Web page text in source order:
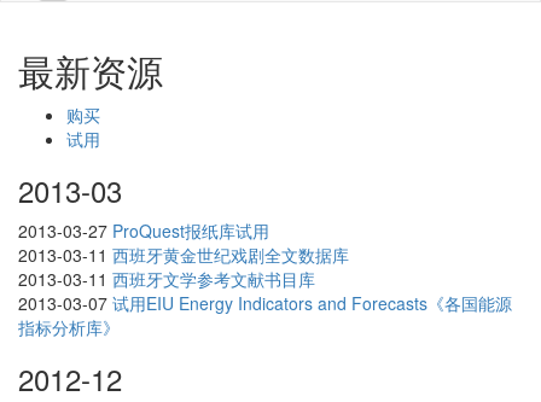
最新资源
购买
试用
2013-03
2013-03-27 ProQuest报纸库试用
2013-03-11 西班牙黄金世纪戏剧全文数据库
2013-03-11 西班牙文学参考文献书目库
2013-03-07 试用EIU Energy Indicators and Forecasts《各国能源
指标分析库》
2012-12